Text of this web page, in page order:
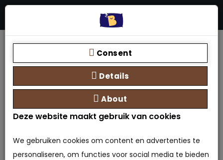
Zoeken
Consent
Details
About
Deze website maakt gebruik van cookies
We gebruiken cookies om content en advertenties te
personaliseren, om functies voor social media te bieden